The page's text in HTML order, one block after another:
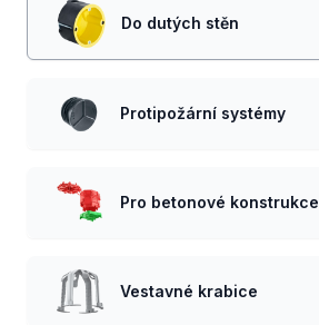
Do dutých stěn
Protipožární systémy
Pro betonové konstrukce
Vestavné krabice